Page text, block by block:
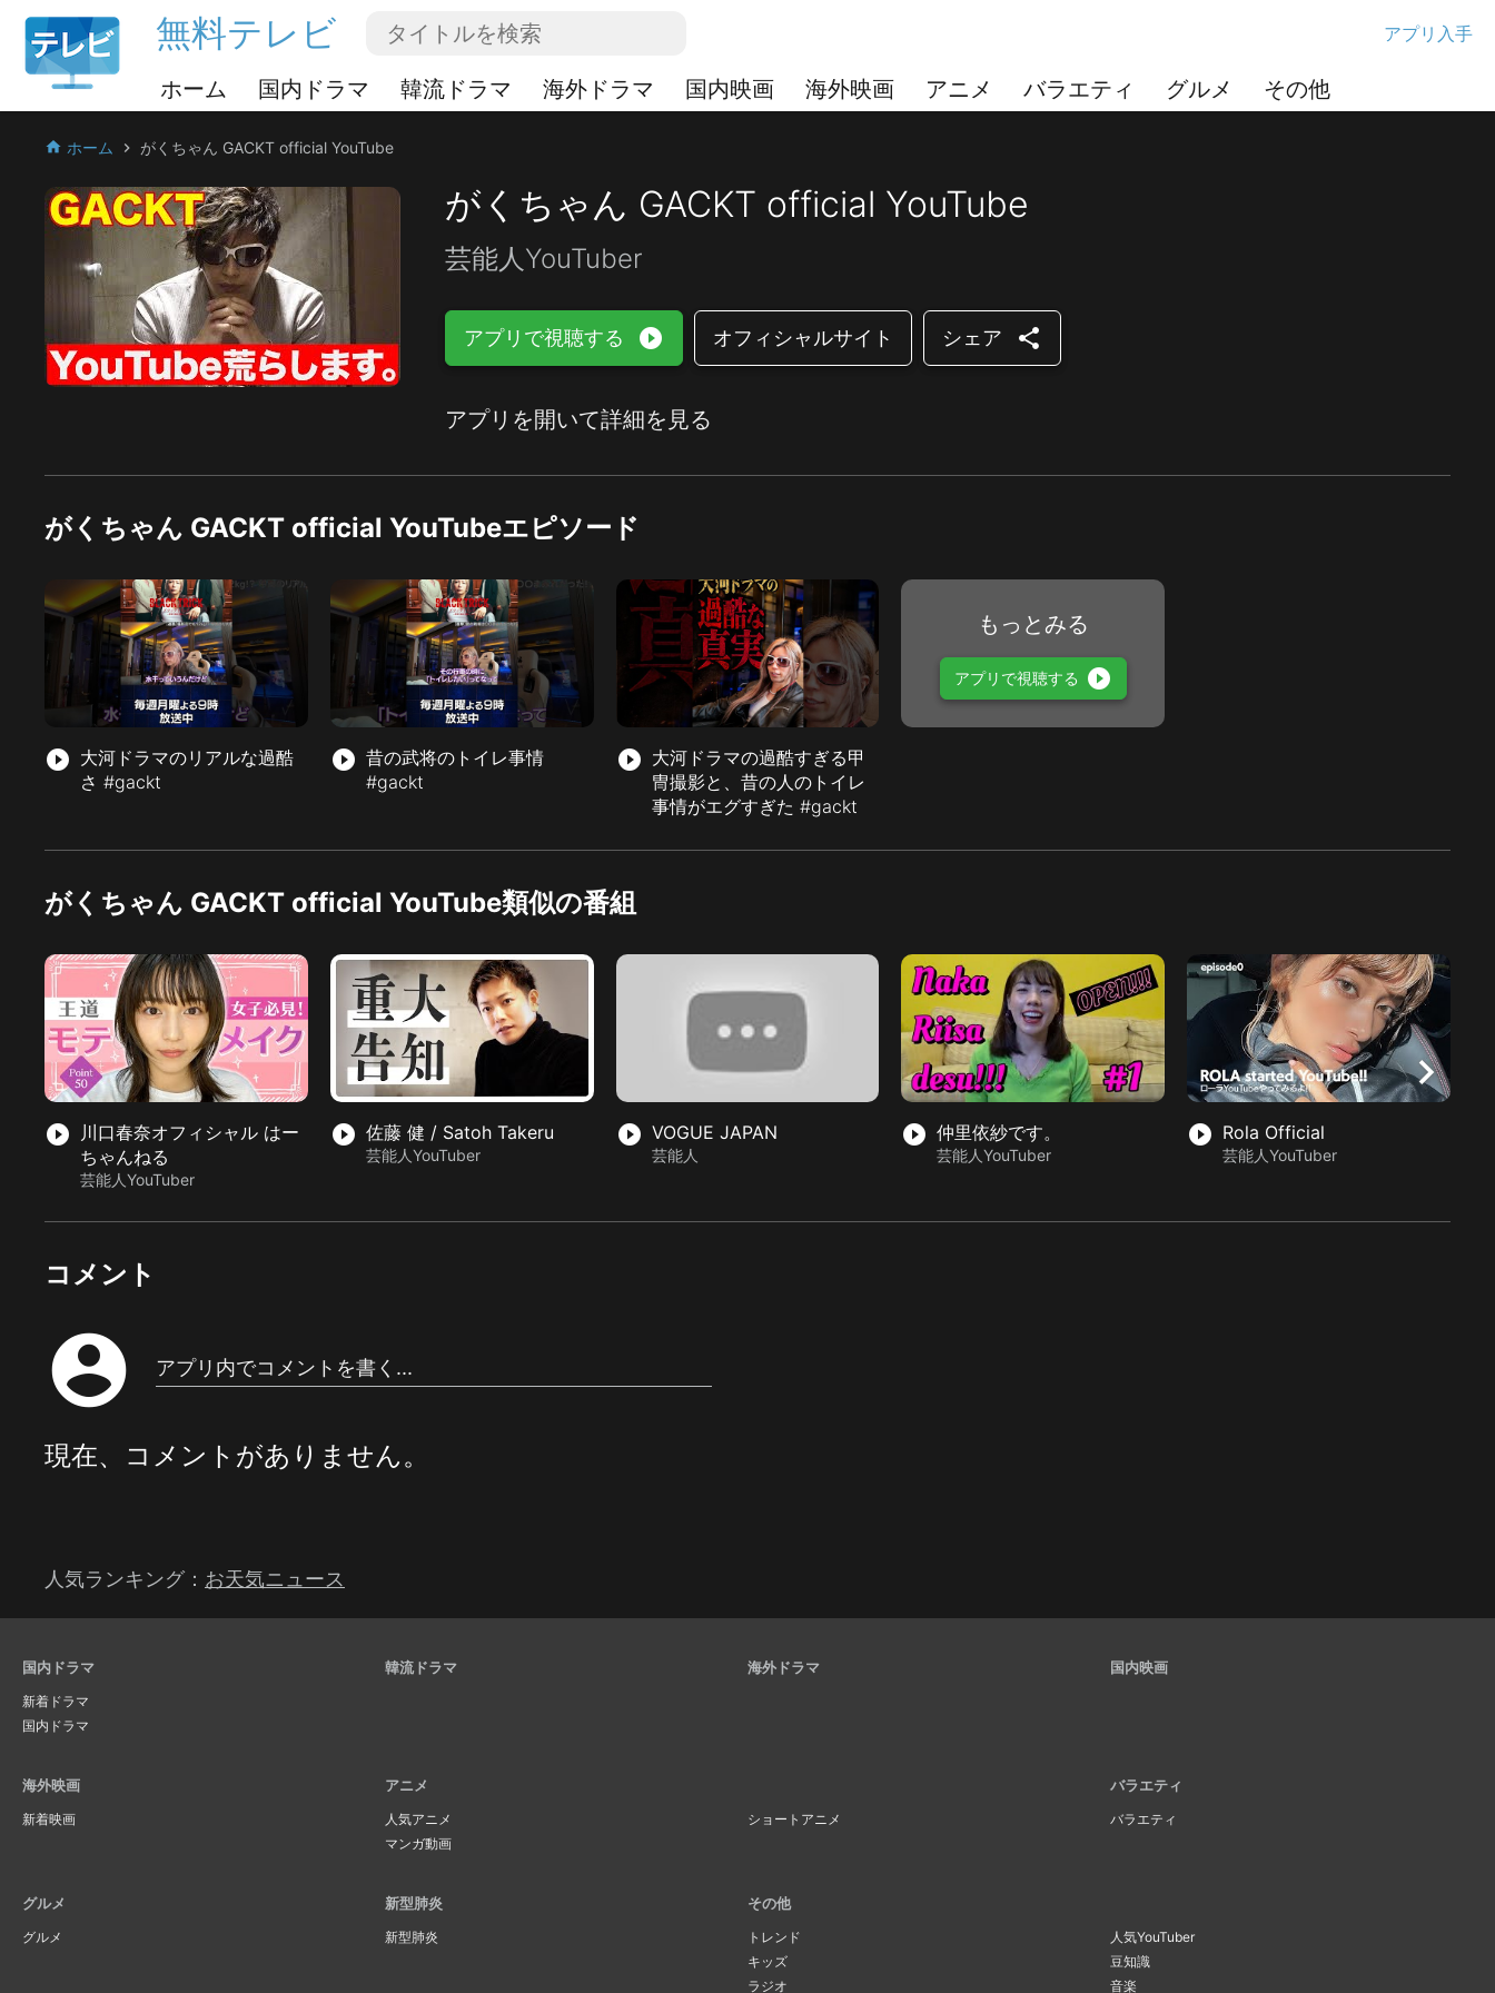
無料テレビ アプリ入手
ホーム 国内ドラマ 韓流ドラマ 海外ドラマ 国内映画 海外映画 アニメ バラエティ グルメ その他
home ホーム chevron_right がくちゃん GACKT official YouTube
がくちゃん GACKT official YouTube
芸能人YouTuber
アプリで視聴する play_circle_filled オフィシャルサイト シェア share
アプリを開いて詳細を見る
がくちゃん GACKT official YouTubeエピソード
play_circle_filled 大河ドラマのリアルな過酷
さ #gackt
play_circle_filled 昔の武将のトイレ事情
#gackt
play_circle_filled 大河ドラマの過酷すぎる甲
冑撮影と、昔の人のトイレ
事情がエグすぎた #gackt
もっとみる
アプリで視聴する play_circle_filled
がくちゃん GACKT official YouTube類似の番組
play_circle_filled 川口春奈オフィシャル はー
ちゃんねる
芸能人YouTuber
play_circle_filled 佐藤 健 / Satoh Takeru
芸能人YouTuber
play_circle_filled VOGUE JAPAN
芸能人
play_circle_filled 仲里依紗です。
芸能人YouTuber
play_circle_filled Rola Official
芸能人YouTuber
chevron_right
コメント
account_circle アプリ内でコメントを書く...
現在、コメントがありません。
人気ランキング： お天気ニュース
国内ドラマ
新着ドラマ
国内ドラマ
韓流ドラマ 海外ドラマ 国内映画
海外映画
新着映画
アニメ
人気アニメ
ショートアニメ
マンガ動画
バラエティ
バラエティ
グルメ
グルメ
新型肺炎
新型肺炎
その他
トレンド
人気YouTuber
キッズ
豆知識
ラジオ
音楽